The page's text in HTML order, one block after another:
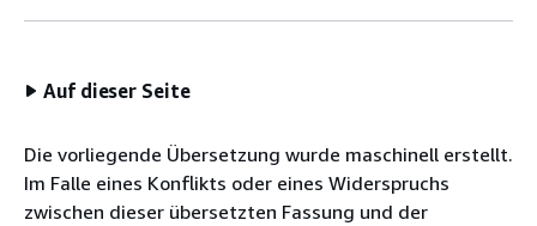
Auf dieser Seite
Die vorliegende Übersetzung wurde maschinell erstellt.
Im Falle eines Konflikts oder eines Widerspruchs
zwischen dieser übersetzten Fassung und der